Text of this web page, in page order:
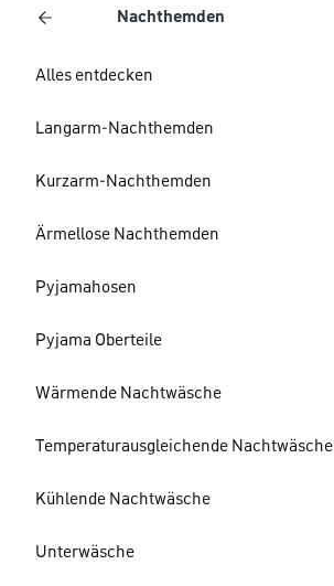
Nachthemden
Alles entdecken
Langarm-Nachthemden
Kurzarm-Nachthemden
Ärmellose Nachthemden
Pyjamahosen
Pyjama Oberteile
Wärmende Nachtwäsche
Temperaturausgleichende Nachtwäsche
Kühlende Nachtwäsche
Unterwäsche